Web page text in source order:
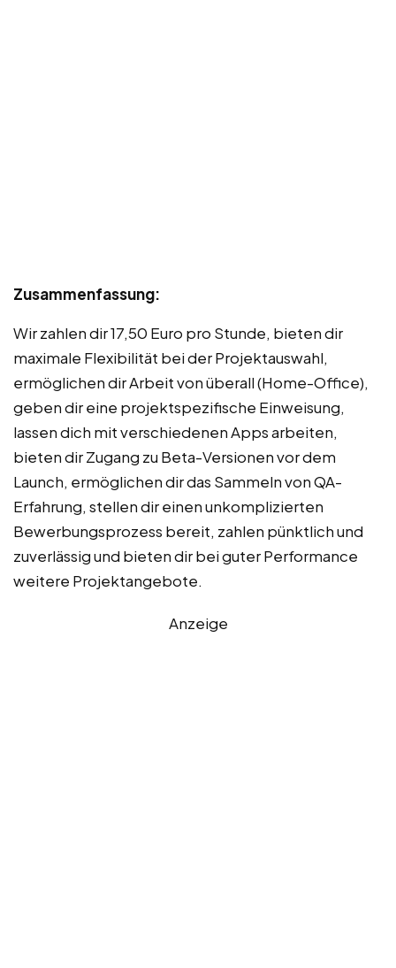
Zusammenfassung:
Wir zahlen dir 17,50 Euro pro Stunde, bieten dir
maximale Flexibilität bei der Projektauswahl,
ermöglichen dir Arbeit von überall (Home-Office),
geben dir eine projektspezifische Einweisung,
lassen dich mit verschiedenen Apps arbeiten,
bieten dir Zugang zu Beta-Versionen vor dem
Launch, ermöglichen dir das Sammeln von QA-
Erfahrung, stellen dir einen unkomplizierten
Bewerbungsprozess bereit, zahlen pünktlich und
zuverlässig und bieten dir bei guter Performance
weitere Projektangebote.
Anzeige